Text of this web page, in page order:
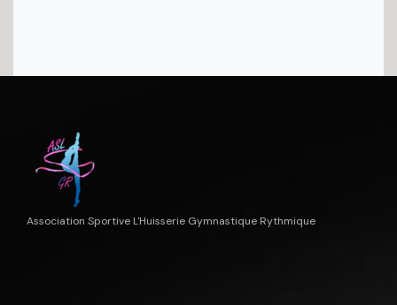
Association Sportive L'Huisserie Gymnastique Rythmique